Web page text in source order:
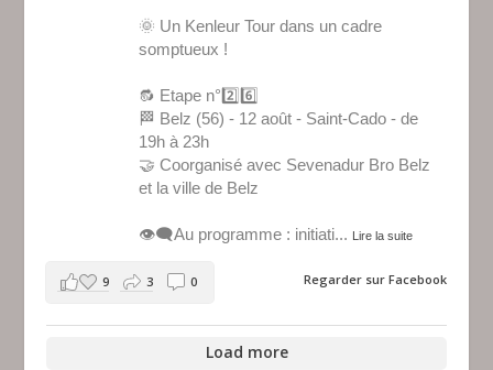
🌞 Un Kenleur Tour dans un cadre
somptueux !
🔂 Etape n°2️⃣6️⃣
🏁 Belz (56) - 12 août - Saint-Cado - de
19h à 23h
🤝 Coorganisé avec Sevenadur Bro Belz
et la ville de Belz
👁️‍🗨️Au programme : initiati... Lire la suite
Regarder sur Facebook
9 3 0
Load more